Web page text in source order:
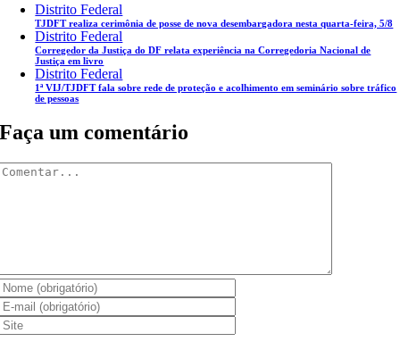
Distrito Federal
TJDFT realiza cerimônia de posse de nova desembargadora nesta quarta-feira, 5/8
Distrito Federal
Corregedor da Justiça do DF relata experiência na Corregedoria Nacional de
Justiça em livro
Distrito Federal
1ª VIJ/TJDFT fala sobre rede de proteção e acolhimento em seminário sobre tráfico
de pessoas
Faça um comentário